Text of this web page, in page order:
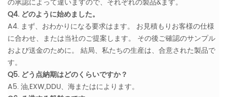
の承認によって違いますので、それぞれの製品&ます。
Q4. どのように始めました。
A4. まず、おわかりになる要求はます。 お見積もりお客様の仕様
に合わせ、または当社のご提案します。 その後ご確認のサンプル
および送金のために。 結局、私たちの生産は、合意された製品で
す。
Q5. どう点納期はどのくらいですか？
A5. 油,EXW,DDU、海またはによります。